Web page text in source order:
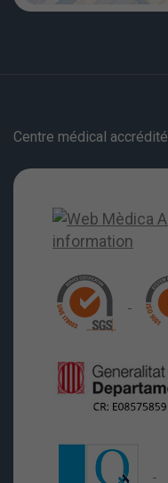
Centre médical accrédité